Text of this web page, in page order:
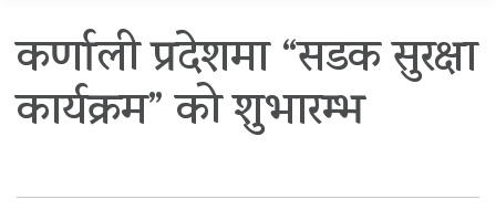
कर्णाली प्रदेशमा “सडक सुरक्षा
कार्यक्रम” को शुभारम्भ